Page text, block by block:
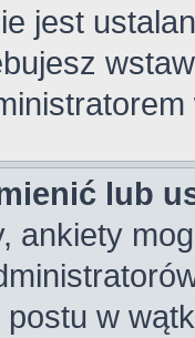
jest
lub
ankiety
w